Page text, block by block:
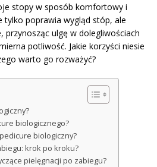
stopy w sposób komfortowy i
tylko poprawia wygląd stóp, ale
przynosząc ulgę w dolegliwościach
potliwość. Jakie korzyści niesie
warto go rozważyć?
biologicznego?
biologiczny?
krok po kroku?
pielęgnacji po zabiegu?